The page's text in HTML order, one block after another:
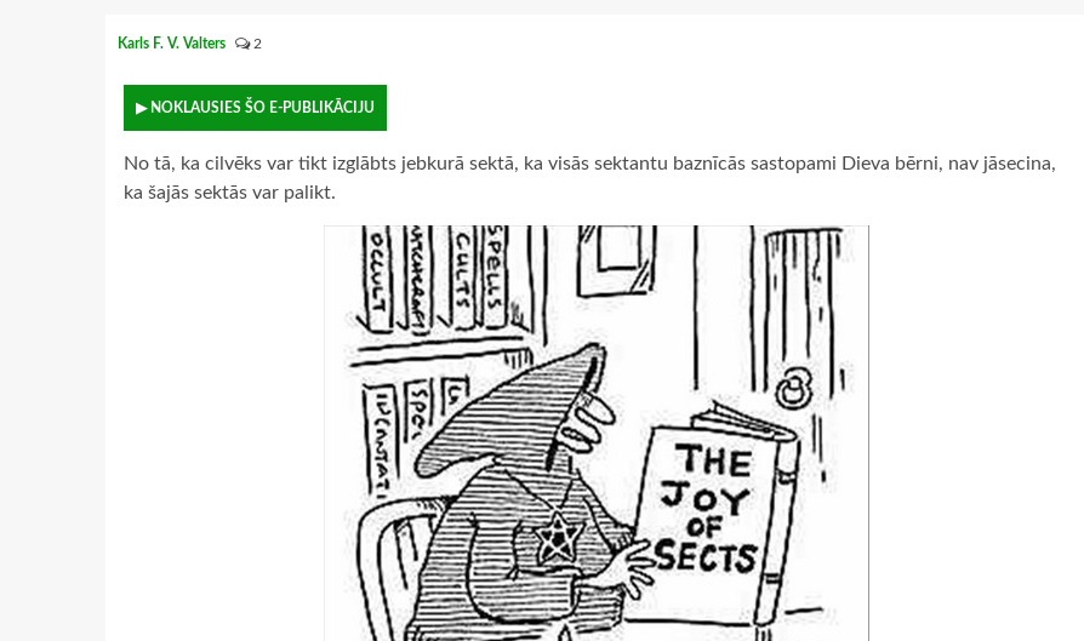
Karls F. V. Valters 2
▶ NOKLAUSIES ŠO E-PUBLIKĀCIJU
No tā, ka cilvēks var tikt izglābts jebkurā sektā, ka visās sektantu baznīcās sastopami Dieva bērni, nav jāsecina,
ka šajās sektās var palikt.